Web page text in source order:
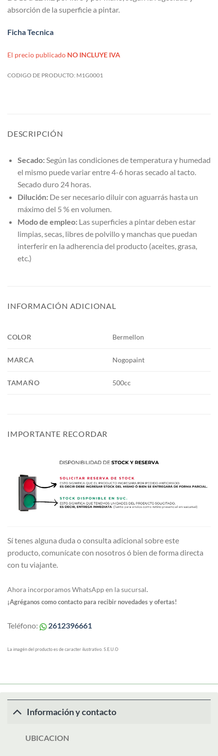
absorción de la superficie a pintar.
Ficha Tecnica
El precio publicado NO INCLUYE IVA
CODIGO DE PRODUCTO: M1G0001
DESCRIPCIÓN
Secado:Según las condiciones de temperatura y humedad
el mismo puede variar entre 4-6 horas secado al tacto.
Secado duro 24 horas.
Dilución:De ser necesario diluir con aguarrás hasta un
máximo del 5 % en volumen.
Modo de empleo:Las superficies a pintar deben estar
limpias, secas, libres de polvillo y manchas que puedan
interferir en la adherencia del producto (aceites, grasa,
etc.)
INFORMACIÓN ADICIONAL
COLOR Bermellon
MARCA Nogopaint
TAMAÑO 500cc
IMPORTANTE RECORDAR
Sí tenes alguna duda o consulta adicional sobre este
producto, comunícate con nosotros ó bien de forma directa
con tu viajante.
Ahora incorporamos WhatsApp en la sucursal.
¡Agréganos como contacto para recibir novedades y ofertas!
Teléfono: 2612396661
La imagén del producto es de caracter ilustrativo. S.E.U.O
Información y contacto
UBICACION